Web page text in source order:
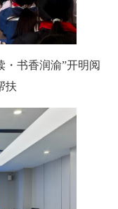
・书香润渝”开明阅
扶